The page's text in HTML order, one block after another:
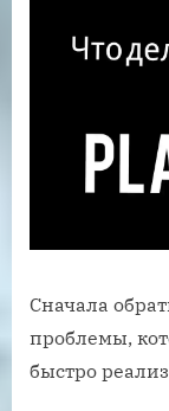
Сначала
проблемы,
быстро